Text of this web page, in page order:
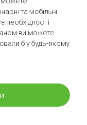
та мобільні
ви можете
б у будь-якому